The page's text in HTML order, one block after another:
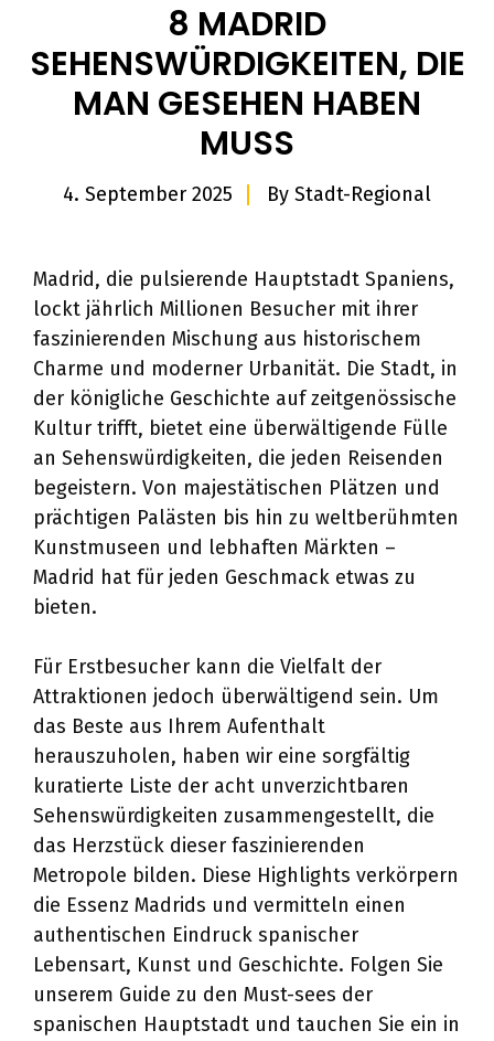
8 MADRID
SEHENSWÜRDIGKEITEN, DIE
MAN GESEHEN HABEN
MUSS
4. September 2025 By Stadt-Regional
Madrid, die pulsierende Hauptstadt Spaniens,
lockt jährlich Millionen Besucher mit ihrer
faszinierenden Mischung aus historischem
Charme und moderner Urbanität. Die Stadt, in
der königliche Geschichte auf zeitgenössische
Kultur trifft, bietet eine überwältigende Fülle
an Sehenswürdigkeiten, die jeden Reisenden
begeistern. Von majestätischen Plätzen und
prächtigen Palästen bis hin zu weltberühmten
Kunstmuseen und lebhaften Märkten –
Madrid hat für jeden Geschmack etwas zu
bieten.
Für Erstbesucher kann die Vielfalt der
Attraktionen jedoch überwältigend sein. Um
das Beste aus Ihrem Aufenthalt
herauszuholen, haben wir eine sorgfältig
kuratierte Liste der acht unverzichtbaren
Sehenswürdigkeiten zusammengestellt, die
das Herzstück dieser faszinierenden
Metropole bilden. Diese Highlights verkörpern
die Essenz Madrids und vermitteln einen
authentischen Eindruck spanischer
Lebensart, Kunst und Geschichte. Folgen Sie
unserem Guide zu den Must-sees der
spanischen Hauptstadt und tauchen Sie ein in